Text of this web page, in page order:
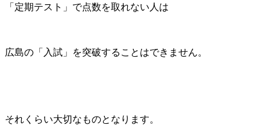
「定期テスト」で点数を取れない人は
広島の「入試」を突破することはできません。
それくらい大切なものとなります。